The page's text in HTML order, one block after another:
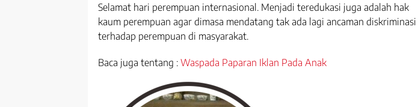
Selamat hari perempuan internasional. Menjadi teredukasi juga adalah hak
kaum perempuan agar dimasa mendatang tak ada lagi ancaman diskriminasi
terhadap perempuan di masyarakat.
Baca juga tentang : Waspada Paparan Iklan Pada Anak